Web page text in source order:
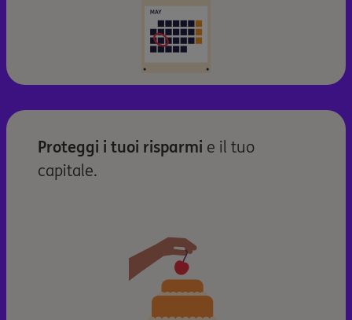
Proteggi i tuoi risparmi e il tuo
capitale.